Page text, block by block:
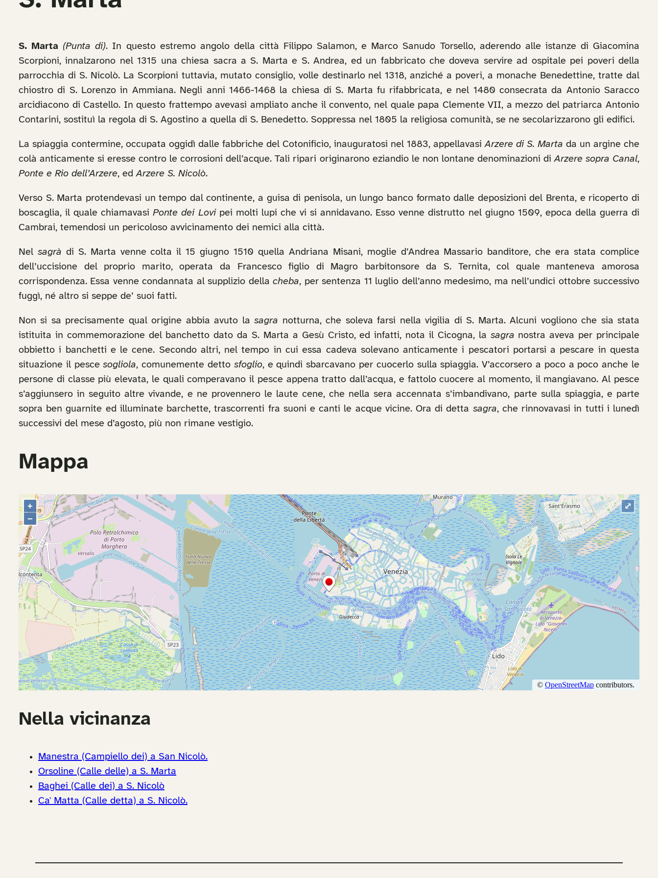
S. Marta (Punta di). In questo estremo angolo della città Filippo Salamon, e Marco Sanudo Torsello, aderendo alle istanze di Giacomina
Scorpioni, innalzarono nel 1315 una chiesa sacra a S. Marta e S. Andrea, ed un fabbricato che doveva servire ad ospitale pei poveri della
parrocchia di S. Nicolò. La Scorpioni tuttavia, mutato consiglio, volle destinarlo nel 1318, anziché a poveri, a monache Benedettine, tratte dal
chiostro di S. Lorenzo in Ammiana. Negli anni 1466-1468 la chiesa di S. Marta fu rifabbricata, e nel 1480 consecrata da Antonio Saracco
arcidiacono di Castello. In questo frattempo avevasi ampliato anche il convento, nel quale papa Clemente VII, a mezzo del patriarca Antonio
Contarini, sostituì la regola di S. Agostino a quella di S. Benedetto. Soppressa nel 1805 la religiosa comunità, se ne secolarizzarono gli edifici.
La spiaggia contermine, occupata oggidì dalle fabbriche del Cotonificio, inauguratosi nel 1883, appellavasiArzere di S. Marta da un argine che
colà anticamente si eresse contro le corrosioni dell’acque. Tali ripari originarono eziandio le non lontane denominazioni diArzere sopra Canal,
Ponte e Rio dell’Arzere, edArzere S. Nicolò.
Verso S. Marta protendevasi un tempo dal continente, a guisa di penisola, un lungo banco formato dalle deposizioni del Brenta, e ricoperto di
boscaglia, il quale chiamavasiPonte dei Lovipei molti lupi che vi si annidavano. Esso venne distrutto nel giugno 1509, epoca della guerra di
Cambrai, temendosi un pericoloso avvicinamento dei nemici alla città.
Nel sagrà di S. Marta venne colta il 15 giugno 1510 quella Andriana Misani, moglie d’Andrea Massario banditore, che era stata complice
dell’uccisione del proprio marito, operata da Francesco figlio di Magro barbitonsore da S. Ternita, col quale manteneva amorosa
corrispondenza. Essa venne condannata al supplizio dellacheba, per sentenza 11 luglio dell’anno medesimo, ma nell’undici ottobre successivo
fuggì, né altro si seppe de’ suoi fatti.
Non si sa precisamente qual origine abbia avuto lasagra notturna, che soleva farsi nella vigilia di S. Marta. Alcuni vogliono che sia stata
istituita in commemorazione del banchetto dato da S. Marta a Gesù Cristo, ed infatti, nota il Cicogna, la sagra nostra aveva per principale
obbietto i banchetti e le cene. Secondo altri, nel tempo in cui essa cadeva solevano anticamente i pescatori portarsi a pescare in questa
situazione il pescesogliola, comunemente detto sfoglio, e quindi sbarcavano per cuocerlo sulla spiaggia. V’accorsero a poco a poco anche le
persone di classe più elevata, le quali comperavano il pesce appena tratto dall’acqua, e fattolo cuocere al momento, il mangiavano. Al pesce
s’aggiunsero in seguito altre vivande, e ne provennero le laute cene, che nella sera accennata s’imbandivano, parte sulla spiaggia, e parte
sopra ben guarnite ed illuminate barchette, trascorrenti fra suoni e canti le acque vicine. Ora di detta sagra, che rinnovavasi in tutti i lunedì
successivi del mese d’agosto, più non rimane vestigio.
Mappa
Nella vicinanza
Manestra (Campiello dei) a San Nicolò.
Orsoline (Calle delle) a S. Marta
Baghei (Calle dei) a S. Nicolò
Ca' Matta (Calle detta) a S. Nicolò.